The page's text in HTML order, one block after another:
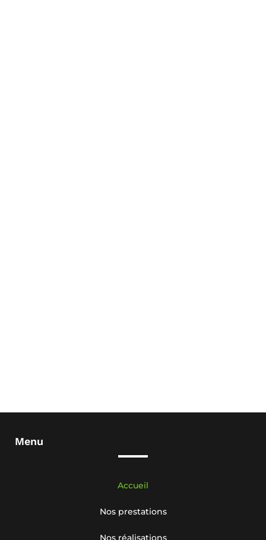
Menu
Accueil
Nos prestations
Nos réalisations